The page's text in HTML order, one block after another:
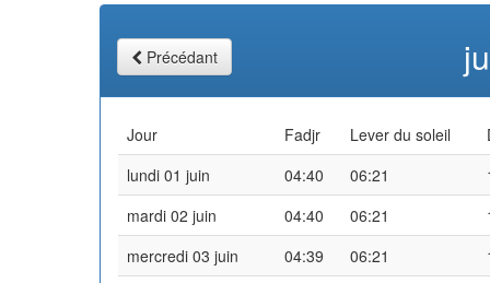
Précédant
Jour Fadjr Lever du soleil
lundi 01 juin
04:40 06:21
mardi 02 juin
04:40 06:21
mercredi 03 juin
04:39 06:21